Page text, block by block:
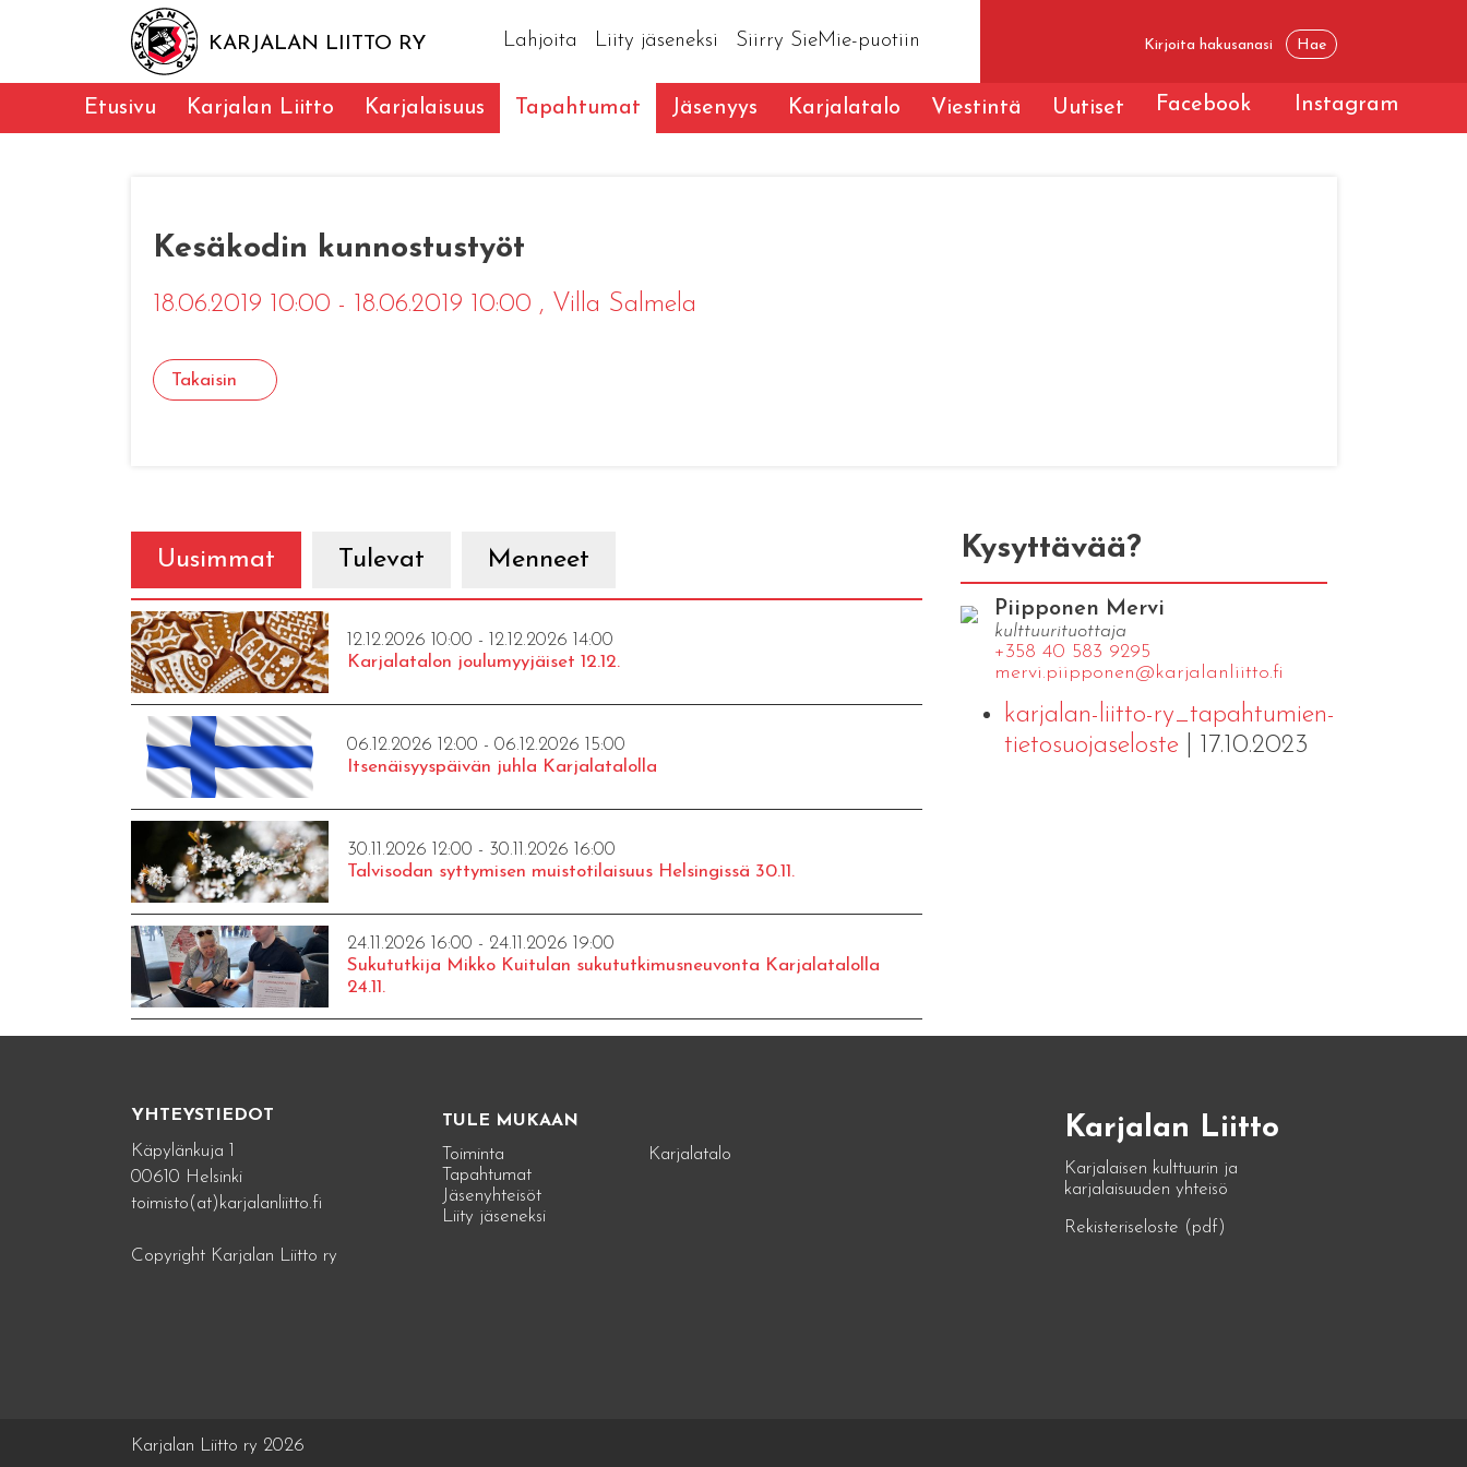
KARJALAN LIITTO RY Lahjoita Liity jäseneksi Siirry SieMie-puotiin
Etusivu Karjalan Liitto Karjalaisuus Tapahtumat Jäsenyys Karjalatalo Viestintä Uutiset Facebook Instagram
Kesäkodin kunnostustyöt
18.06.2019 10:00 - 18.06.2019 10:00 , Villa Salmela
Takaisin
Uusimmat Tulevat Menneet
12.12.2026 10:00 - 12.12.2026 14:00
Karjalatalon joulumyyjäiset 12.12.
06.12.2026 12:00 - 06.12.2026 15:00
Itsenäisyyspäivän juhla Karjalatalolla
30.11.2026 12:00 - 30.11.2026 16:00
Talvisodan syttymisen muistotilaisuus Helsingissä 30.11.
24.11.2026 16:00 - 24.11.2026 19:00
Sukututkija Mikko Kuitulan sukututkimusneuvonta Karjalatalolla
24.11.
Kysyttävää?
Piipponen Mervi
kulttuurituottaja
+358 40 583 9295
mervi.​piipponen@​kar​jala​nlii​tto.​fi
karjalan-liitto-ry_tapahtumien-
tietosuojaseloste| 17.10.2023
YHTEYSTIEDOT
Käpylänkuja 1
00610 Helsinki
toimisto(at)karjalanliitto.fi
Copyright Karjalan Liitto ry
TULE MUKAAN
Toiminta
Tapahtumat
Jäsenyhteisöt
Liity jäseneksi
Karjalatalo
Karjalan Liitto
Karjalaisen kulttuurin ja
karjalaisuuden yhteisö
Rekisteriseloste (pdf)
Karjalan Liitto ry 2026